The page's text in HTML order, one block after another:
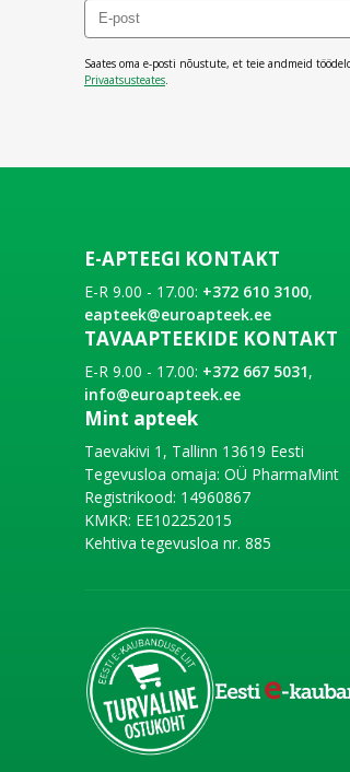
Saates oma e-posti nõustute, et teie andmeid
Privaatsusteates
E-APTEEGI KONTAKT
E-R 9.00 - 17.00: +372 610 3100,
eapteek@euroapteek.ee
TAVAAPTEEKIDE KONTAKT
E-R 9.00 - 17.00: +372 667 5031,
info@euroapteek.ee
Mint apteek
Taevakivi 1, Tallinn 13619 Eesti
Tegevusloa omaja: OÜ PharmaMint
Registrikood: 14960867
KMKR: EE102252015
Kehtiva tegevusloa nr. 885